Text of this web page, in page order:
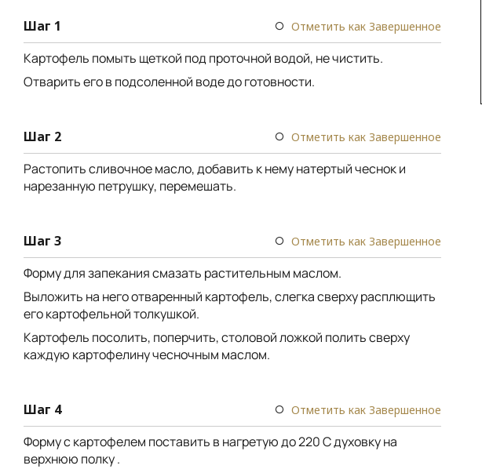
Шаг 1 Отметить как Завершенное
Картофель помыть щеткой под проточной водой, не чистить.
Отварить его в подсоленной воде до готовности.
Шаг 2 Отметить как Завершенное
Растопить сливочное масло, добавить к нему натертый чеснок и
нарезанную петрушку, перемешать.
Шаг 3 Отметить как Завершенное
Форму для запекания смазать растительным маслом.
Выложить на него отваренный картофель, слегка сверху расплющить
его картофельной толкушкой.
Картофель посолить, поперчить, столовой ложкой полить сверху
каждую картофелину чесночным маслом.
Шаг 4 Отметить как Завершенное
Форму с картофелем поставить в нагретую до 220 С духовку на
верхнюю полку .